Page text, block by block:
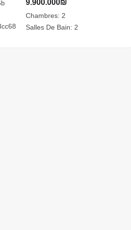
9.900.000₪
Chambres: 2
Salles De Bain: 2